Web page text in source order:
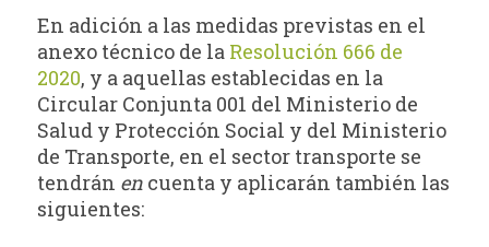
En adición a las medidas previstas en el
anexo técnico de la Resolución 666 de
2020, y a aquellas establecidas en la
Circular Conjunta 001 del Ministerio de
Salud y Protección Social y del Ministerio
de Transporte, en el sector transporte se
tendrán en cuenta y aplicarán también las
siguientes: